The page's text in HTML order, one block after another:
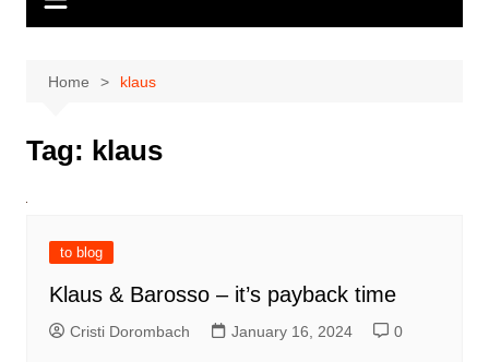
Home klaus
Tag: klaus
to blog
Klaus & Barosso – it’s payback time
Cristi Dorombach January 16, 2024 0